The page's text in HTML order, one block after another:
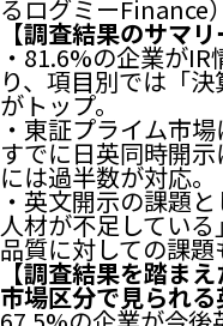
るログミーFinance）
【調査結果のサマリ
・81.6%の企業が
り、項目別では「
がトップ。
・東証プライム市
すでに日英同時開
には過半数が対応。
・英文開示の課題
人材が不足してい
品質に対しての課題
【調査結果を踏まえ
市場区分で見られ